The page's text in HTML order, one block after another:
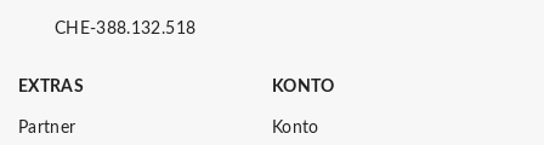
CHE-388.132.518
EXTRAS
Partner
KONTO
Konto